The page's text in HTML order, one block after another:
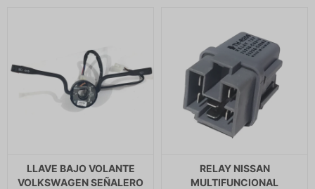
LLAVE BAJO VOLANTE
VOLKSWAGEN SEÑALERO
RELAY NISSAN
MULTIFUNCIONAL